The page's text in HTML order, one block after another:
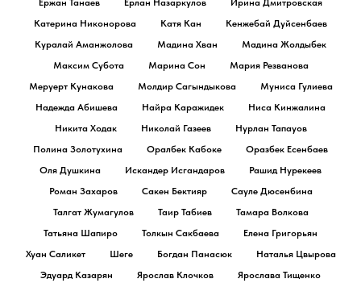
Ержан Танаев
Ерлан Назаркулов
Ирина Дмитровская
Катерина Никонорова
Катя Кан
Кенжебай Дуйсенбаев
Куралай Аманжолова
Мадина Хван
Мадина Жолдыбек
Максим Субота
Марина Сон
Мария Резванова
Меруерт Кунакова
Молдир Сагындыкова
Муниса Гулиева
Надежда Абишева
Найра Каражидек
Ниса Кинжалина
Никита Ходак
Николай Газеев
Нурлан Тапауов
Полина Золотухина
Оралбек Кабоке
Оразбек Есенбаев
Оля Душкина
Искандер Исгандаров
Рашид Нурекеев
Роман Захаров
Сакен Бектияр
Сауле Дюсенбина
Талгат Жумагулов
Таир Табиев
Тамара Волкова
Татьяна Шапиро
Толкын Сакбаева
Елена Григорьян
Хуан Саликет
Шеге Богдан Панасюк
Наталья Цвырова
Эдуард Казарян
Ярослав Клочков Ярослава Тищенко